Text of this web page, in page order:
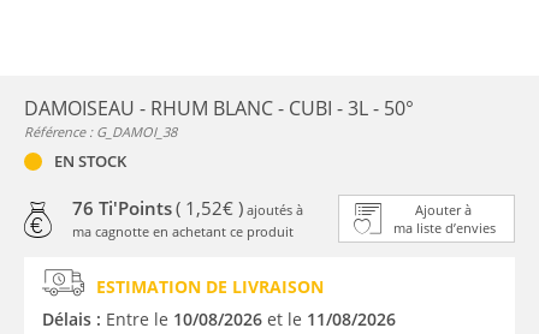
DAMOISEAU - RHUM BLANC - CUBI - 3L - 50°
Référence : G_DAMOI_38
EN STOCK
Ajouter à
ma liste d’envies
76 Ti'Points( 1,52€ ) ajoutés à
ma cagnotte en achetant ce produit
ESTIMATION DE LIVRAISON
Délais : Entre le 10/08/2026 et le 11/08/2026